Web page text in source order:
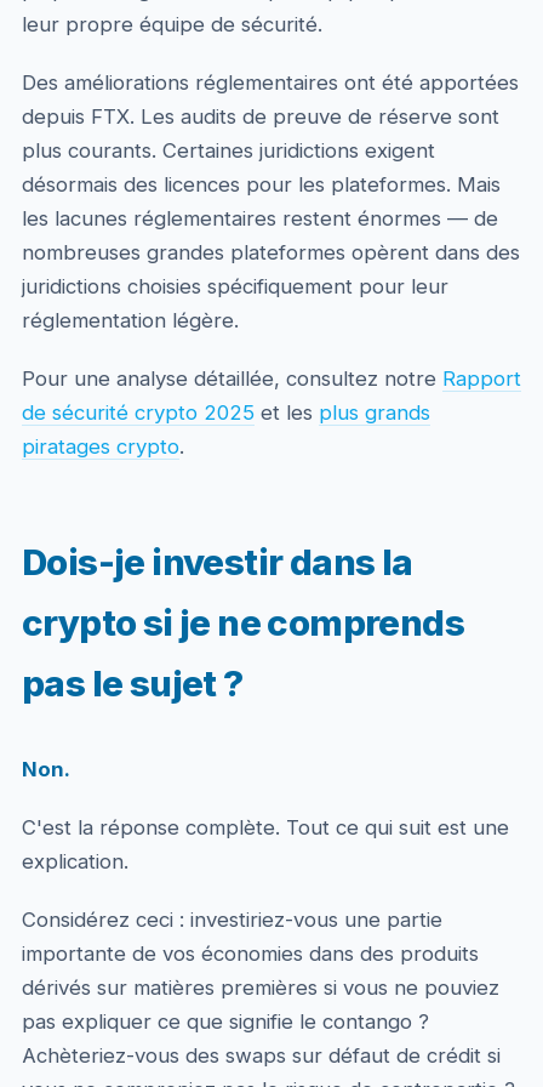
leur propre équipe de sécurité.
Des améliorations réglementaires ont été apportées
depuis FTX. Les audits de preuve de réserve sont
plus courants. Certaines juridictions exigent
désormais des licences pour les plateformes. Mais
les lacunes réglementaires restent énormes — de
nombreuses grandes plateformes opèrent dans des
juridictions choisies spécifiquement pour leur
réglementation légère.
Pour une analyse détaillée, consultez notre Rapport
de sécurité crypto 2025et les plus grands
piratages crypto.
Dois-je investir dans la
crypto si je ne comprends
pas le sujet ?
Non.
C'est la réponse complète. Tout ce qui suit est une
explication.
Considérez ceci : investiriez-vous une partie
importante de vos économies dans des produits
dérivés sur matières premières si vous ne pouviez
pas expliquer ce que signifie le contango ?
Achèteriez-vous des swaps sur défaut de crédit si